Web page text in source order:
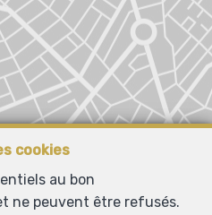
cookies
au bon
ne peuvent être refusés.